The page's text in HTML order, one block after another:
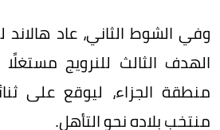
وفي الشوط الثاني، عاد
الهدف الثالث للنرويج مستغلًا
منطقة الجزاء، ليوقع على
منتخب بلاده نحو التأهل.